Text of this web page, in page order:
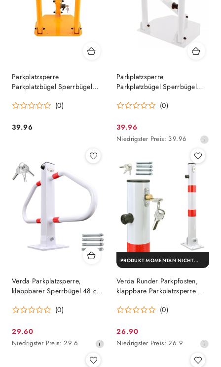
Parkplatzsperre
Parkplatzbügel Sperrbügel
Parkpfosten SN1805
(0)
Preis:
39.96
Parkplatzsperre
Parkplatzbügel Sperrbügel
Parkpfosten SN1809
(0)
Aktionspreis:
39.96
Niedrigster
30
Tagen
Niedrigster Preis: 39.96
Verda Parkplatzsperre,
klappbarer Sperrbügel 48 cm,
(0)
Aktionspreis:
29.60
Niedrigster
Niedrigster Preis: 29.6
Verda Runder Parkpfosten,
klappbare Parkplatzsperre Ø
(0)
Aktionspreis:
26.90
Niedrigster
Niedrigster Preis: 26.9
PRODUKT MOMENTAN NICHT
VERFÜGBAR